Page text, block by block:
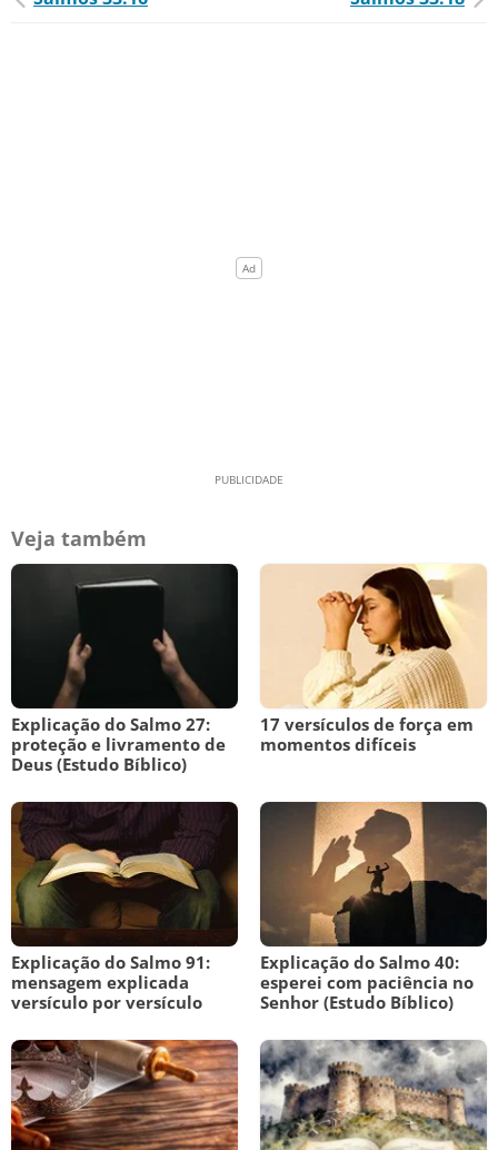
Veja também
Explicação do Salmo 27:
proteção e livramento de
Deus (Estudo Bíblico)
17 versículos de força em
momentos difíceis
Explicação do Salmo 91:
mensagem explicada
versículo por versículo
Explicação do Salmo 40:
esperei com paciência no
Senhor (Estudo Bíblico)